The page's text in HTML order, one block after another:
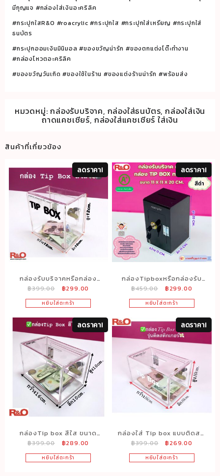
มีกุญแจ #กล่องใส่เงินอะคริลิค
#กระปุกใสR&O #roacrylic #กระปุกใส #กระปุกใส่เหรียญ #กระปุกใส่
ธนบัตร
#กระปุกออมเงินมินิมอล #ของขวัญน่ารัก #ของตกแต่งโต๊ะทำงาน
#กล่องโหวตอะคริลิค
#ของขวัญวันเกิด #ของใช้ในร้าน #ของแต่งร้านน่ารัก #พร้อมส่ง
หมวดหมู่:กล่องรับบริจาค, กล่องใส่ธนบัตร,กล่องใส่เงิน
ถาดแคชเชียร์, กล่องใส่แคชเชียร์ ใส่เงิน
สินค้าที่เกี่ยวข้อง
ลดราคา!
กล่องรับบริจาคหรือกล่อง
tip box สีใส ขนาด 15x10x12
cm.
฿399.00
Original
price
was:
฿399.00.
฿299.00
price
is:
฿299.00.
หยิบใส่ตะกร้า
ลดราคา!
กล่องTipboxหรือกล่องรับ
บริจาค สีดำ ทรงสูง ขนาด
11x11x20 cm.
฿459.00
Original
price
was:
฿459.00.
฿299.00
price
is:
฿
หยิบใส่ตะกร้า
ลดราคา!
กล่องTip box สีใส ขนาด
16x10x10cm. เหลือ
เพียง289บาท เท่านั้น สินค้ามี
฿399.00
Original
price
was:
฿289.00
price
is:
หยิบใส่ตะกร้า
ลดราคา!
กล่องใส่ Tip box แบบติดสติ
กเกอร์ สีใส ขนาด 16x10x10
cm.
฿399.00
Original
price
was:
฿269.00
price
is:
หยิบใส่ตะกร้า